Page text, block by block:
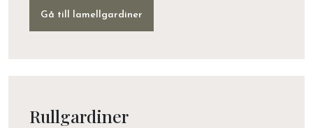
Gå till lamellgardiner
Rullgardiner